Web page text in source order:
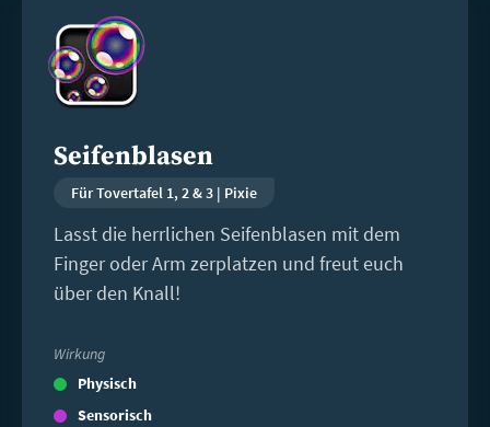
Seifenblasen
Für Tovertafel 1, 2 & 3 | Pixie
Lasst die herrlichen Seifenblasen mit dem
Finger oder Arm zerplatzen und freut euch
über den Knall!
Wirkung
Physisch
Sensorisch